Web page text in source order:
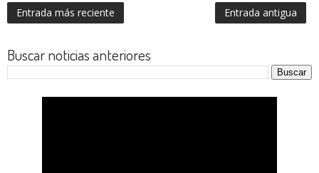
Entrada más reciente Entrada antigua
Buscar noticias anteriores